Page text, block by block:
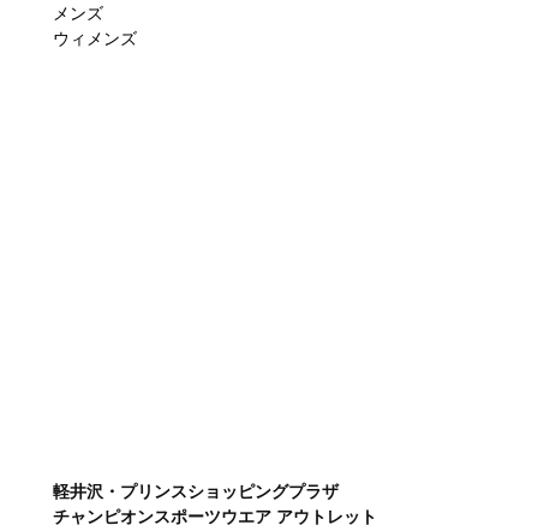
メンズ
ウィメンズ
軽井沢・プリンスショッピングプラザ
チャンピオンスポーツウエア アウトレット